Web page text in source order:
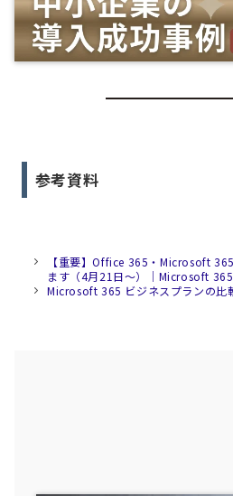
参考資料
【重要】Office 365・Microsoft
ます（4月21日〜）｜Microsoft
Microsoft 365 ビジネスプランの比